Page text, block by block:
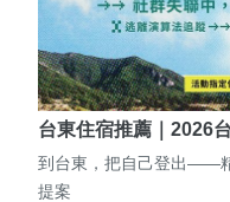
台東住宿推薦｜2026
到台東，把自己登出——
提案